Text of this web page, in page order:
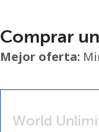
Comprar
Mejor oferta:
World